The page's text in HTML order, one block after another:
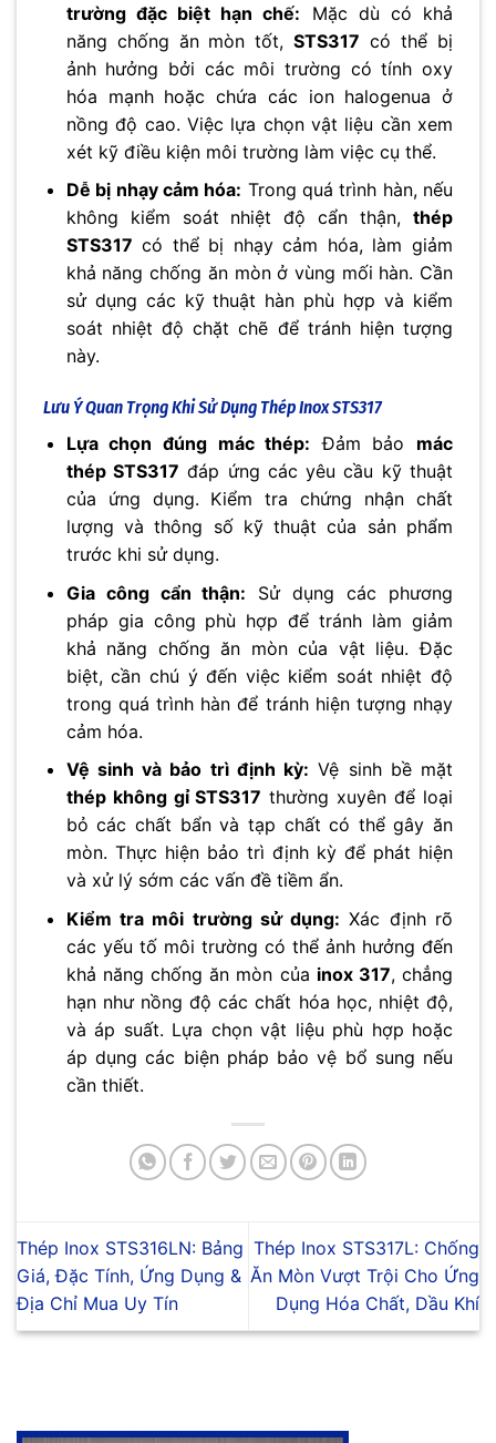
trường đặc biệt hạn chế: Mặc dù có khả
năng chống ăn mòn tốt,STS317 có thể bị
ảnh hưởng bởi các môi trường có tính oxy
hóa mạnh hoặc chứa các ion halogenua ở
nồng độ cao. Việc lựa chọn vật liệu cần xem
xét kỹ điều kiện môi trường làm việc cụ thể.
Dễ bị nhạy cảm hóa: Trong quá trình hàn, nếu
không kiểm soát nhiệt độ cẩn thận, thép
STS317 có thể bị nhạy cảm hóa, làm giảm
khả năng chống ăn mòn ở vùng mối hàn. Cần
sử dụng các kỹ thuật hàn phù hợp và kiểm
soát nhiệt độ chặt chẽ để tránh hiện tượng
này.
Lưu Ý Quan Trọng Khi Sử Dụng Thép Inox STS317
Lựa chọn đúng mác thép: Đảm bảo mác
thép STS317 đáp ứng các yêu cầu kỹ thuật
của ứng dụng. Kiểm tra chứng nhận chất
lượng và thông số kỹ thuật của sản phẩm
trước khi sử dụng.
Gia công cẩn thận: Sử dụng các phương
pháp gia công phù hợp để tránh làm giảm
khả năng chống ăn mòn của vật liệu. Đặc
biệt, cần chú ý đến việc kiểm soát nhiệt độ
trong quá trình hàn để tránh hiện tượng nhạy
cảm hóa.
Vệ sinh và bảo trì định kỳ: Vệ sinh bề mặt
thép không gỉ STS317 thường xuyên để loại
bỏ các chất bẩn và tạp chất có thể gây ăn
mòn. Thực hiện bảo trì định kỳ để phát hiện
và xử lý sớm các vấn đề tiềm ẩn.
Kiểm tra môi trường sử dụng: Xác định rõ
các yếu tố môi trường có thể ảnh hưởng đến
khả năng chống ăn mòn của inox 317, chẳng
hạn như nồng độ các chất hóa học, nhiệt độ,
và áp suất. Lựa chọn vật liệu phù hợp hoặc
áp dụng các biện pháp bảo vệ bổ sung nếu
cần thiết.
Thép Inox STS316LN: Bảng
Giá, Đặc Tính, Ứng Dụng &
Địa Chỉ Mua Uy Tín
Thép Inox STS317L: Chống
Ăn Mòn Vượt Trội Cho Ứng
Dụng Hóa Chất, Dầu Khí